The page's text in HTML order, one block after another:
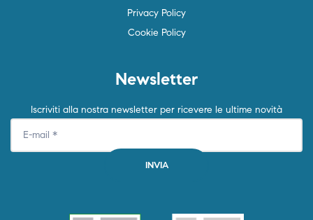
Privacy Policy
Cookie Policy
Newsletter
Iscriviti alla nostra newsletter per ricevere le ultime novità